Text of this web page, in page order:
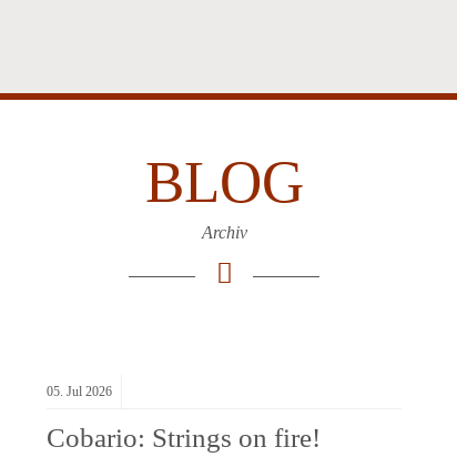
BLOG
Archiv
05. Jul 2026
Cobario: Strings on fire!